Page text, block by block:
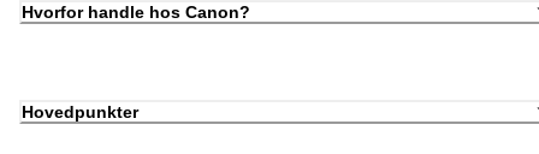
Hvorfor handle hos Canon?
Hovedpunkter